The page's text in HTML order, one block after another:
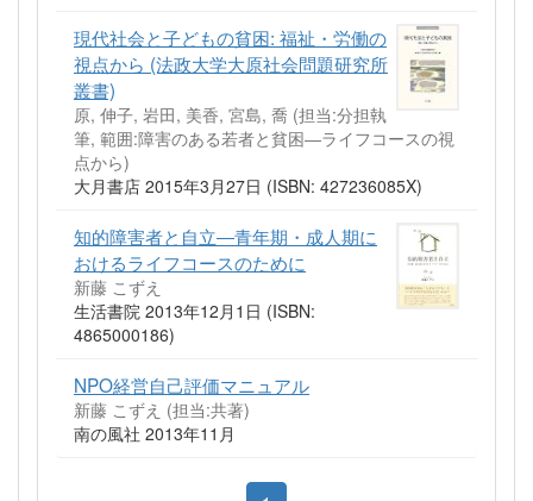
現代社会と子どもの貧困: 福祉・労働の
視点から (法政大学大原社会問題研究所
叢書)
原, 伸子, 岩田, 美香, 宮島, 喬 (担当:分担執
筆, 範囲:障害のある若者と貧困―ライフコースの視
点から)
大月書店 2015年3月27日 (ISBN: 427236085X)
知的障害者と自立―青年期・成人期に
おけるライフコースのために
新藤 こずえ
生活書院 2013年12月1日 (ISBN:
4865000186)
NPO経営自己評価マニュアル
新藤 こずえ (担当:共著)
南の風社 2013年11月